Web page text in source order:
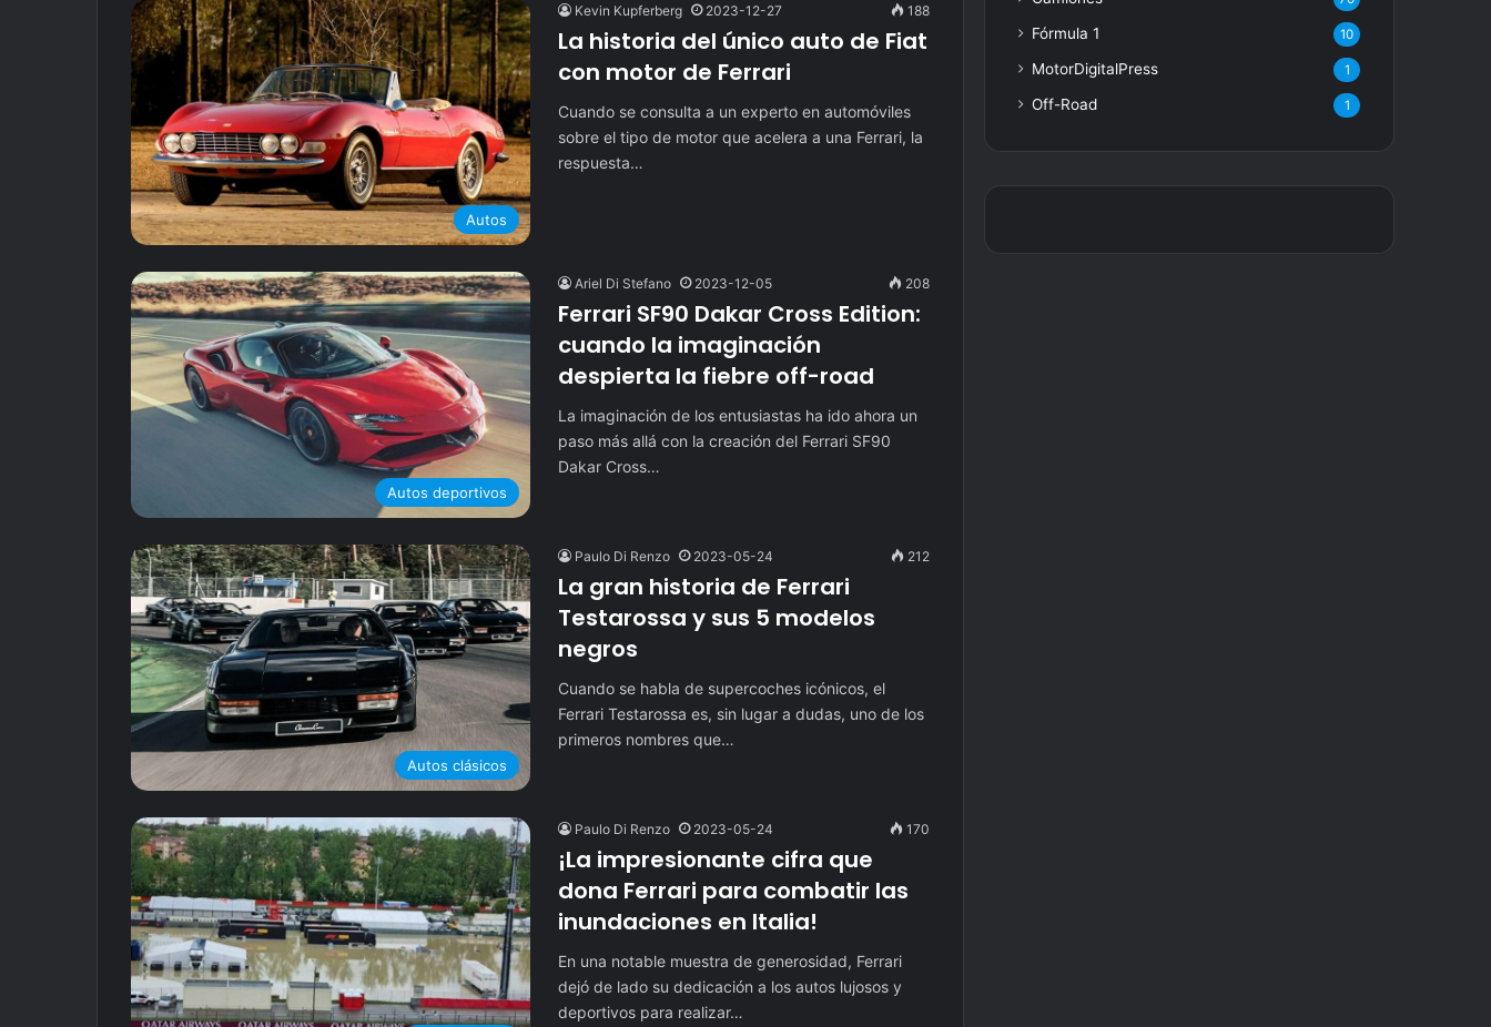
Autos
Kevin Kupferberg 2023-12-27 188
La historia del único auto de Fiat
con motor de Ferrari
Cuando se consulta a un experto en automóviles
sobre el tipo de motor que acelera a una Ferrari, la
respuesta…
Autos deportivos
Ariel Di Stefano 2023-12-05 208
Ferrari SF90 Dakar Cross Edition:
cuando la imaginación
despierta la fiebre off-road
La imaginación de los entusiastas ha ido ahora un
paso más allá con la creación del Ferrari SF90
Dakar Cross…
Autos clásicos
Paulo Di Renzo 2023-05-24 212
La gran historia de Ferrari
Testarossa y sus 5 modelos
negros
Cuando se habla de supercoches icónicos, el
Ferrari Testarossa es, sin lugar a dudas, uno de los
primeros nombres que…
Paulo Di Renzo 2023-05-24 170
¡La impresionante cifra que
dona Ferrari para combatir las
inundaciones en Italia!
En una notable muestra de generosidad, Ferrari
dejó de lado su dedicación a los autos lujosos y
deportivos para realizar…
Fórmula 1 10
MotorDigitalPress 1
Off-Road 1